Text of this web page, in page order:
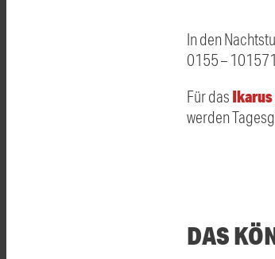
In den
0155 –
Für das
werden
DAS